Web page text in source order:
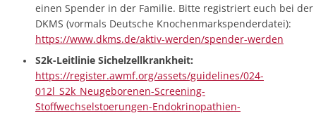
einen Spender in der Familie. Bitte registriert euch bei der
DKMS (vormals Deutsche Knochenmarkspenderdatei):
https://www.dkms.de/aktiv-werden/spender-werden
S2k-Leitlinie Sichelzellkrankheit:
https://register.awmf.org/assets/guidelines/024-
012l_S2k_Neugeborenen-Screening-
Stoffwechselstoerungen-Endokrinopathien-